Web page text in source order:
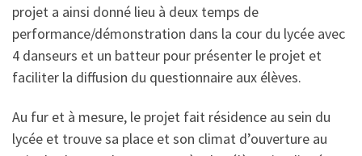
projet a ainsi donné lieu à deux temps de
performance/démonstration dans la cour du lycée avec
4 danseurs et un batteur pour présenter le projet et
faciliter la diffusion du questionnaire aux élèves.
Au fur et à mesure, le projet fait résidence au sein du
lycée et trouve sa place et son climat d’ouverture au